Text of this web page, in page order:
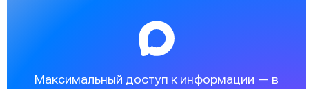
Максимальный доступ к информации — в